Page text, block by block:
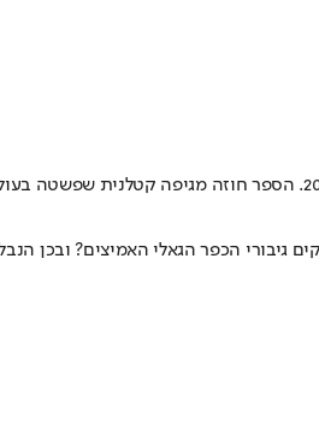
הנבל הגדול בספר שבו נאבקים גיבורי הכפר הגאלי